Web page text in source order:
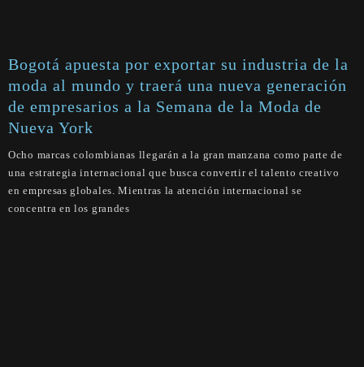
Bogotá apuesta por exportar su industria de la
moda al mundo y traerá una nueva generación
de empresarios a la Semana de la Moda de
Nueva York
Ocho marcas colombianas llegarán a la gran manzana como parte de
una estrategia internacional que busca convertir el talento creativo
en empresas globales. Mientras la atención internacional se
concentra en los grandes